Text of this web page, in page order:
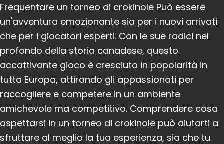
Frequentare un torneo di crokinole Può essere
un'avventura emozionante sia per i nuovi arrivati ​​
che per i giocatori esperti. Con le sue radici nel
profondo della storia canadese, questo
accattivante gioco è cresciuto in popolarità in
tutta Europa, attirando gli appassionati per
raccogliere e competere in un ambiente
amichevole ma competitivo. Comprendere cosa
aspettarsi in un torneo di crokinole può aiutarti a
sfruttare al meglio la tua esperienza, sia che tu